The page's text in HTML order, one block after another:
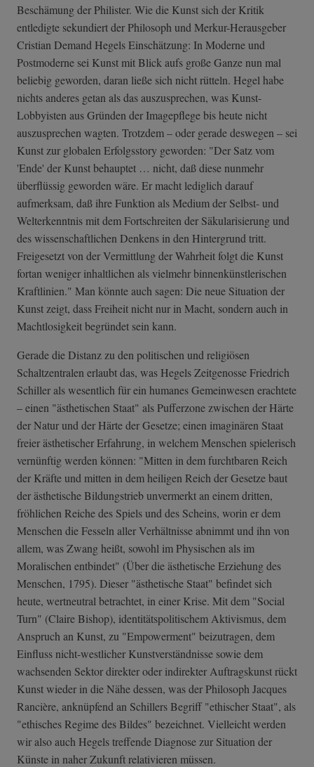
Beschämung der Philister. Wie die Kunst sich der Kritik
entledigte sekundiert der Philosoph und Merkur-Herausgeber
Cristian Demand Hegels Einschätzung: In Moderne und
Postmoderne sei Kunst mit Blick aufs große Ganze nun mal
beliebig geworden, daran ließe sich nicht rütteln. Hegel habe
nichts anderes getan als das auszusprechen, was Kunst-
Lobbyisten aus Gründen der Imagepflege bis heute nicht
auszusprechen wagten. Trotzdem – oder gerade deswegen – sei
Kunst zur globalen Erfolgsstory geworden: "Der Satz vom
'Ende' der Kunst behauptet … nicht, daß diese nunmehr
überflüssig geworden wäre. Er macht lediglich darauf
aufmerksam, daß ihre Funktion als Medium der Selbst- und
Welterkenntnis mit dem Fortschreiten der Säkularisierung und
des wissenschaftlichen Denkens in den Hintergrund tritt.
Freigesetzt von der Vermittlung der Wahrheit folgt die Kunst
fortan weniger inhaltlichen als vielmehr binnenkünstlerischen
Kraftlinien." Man könnte auch sagen: Die neue Situation der
Kunst zeigt, dass Freiheit nicht nur in Macht, sondern auch in
Machtlosigkeit begründet sein kann.
Gerade die Distanz zu den politischen und religiösen
Schaltzentralen erlaubt das, was Hegels Zeitgenosse Friedrich
Schiller als wesentlich für ein humanes Gemeinwesen erachtete
– einen "ästhetischen Staat" als Pufferzone zwischen der Härte
der Natur und der Härte der Gesetze; einen imaginären Staat
freier ästhetischer Erfahrung, in welchem Menschen spielerisch
vernünftig werden können: "Mitten in dem furchtbaren Reich
der Kräfte und mitten in dem heiligen Reich der Gesetze baut
der ästhetische Bildungstrieb unvermerkt an einem dritten,
fröhlichen Reiche des Spiels und des Scheins, worin er dem
Menschen die Fesseln aller Verhältnisse abnimmt und ihn von
allem, was Zwang heißt, sowohl im Physischen als im
Moralischen entbindet" (Über die ästhetische Erziehung des
Menschen, 1795). Dieser "ästhetische Staat" befindet sich
heute, wertneutral betrachtet, in einer Krise. Mit dem "Social
Turn" (Claire Bishop), identitätspolitischem Aktivismus, dem
Anspruch an Kunst, zu "Empowerment" beizutragen, dem
Einfluss nicht-westlicher Kunstverständnisse sowie dem
wachsenden Sektor direkter oder indirekter Auftragskunst rückt
Kunst wieder in die Nähe dessen, was der Philosoph Jacques
Rancière, anknüpfend an Schillers Begriff "ethischer Staat", als
"ethisches Regime des Bildes" bezeichnet. Vielleicht werden
wir also auch Hegels treffende Diagnose zur Situation der
Künste in naher Zukunft relativieren müssen.